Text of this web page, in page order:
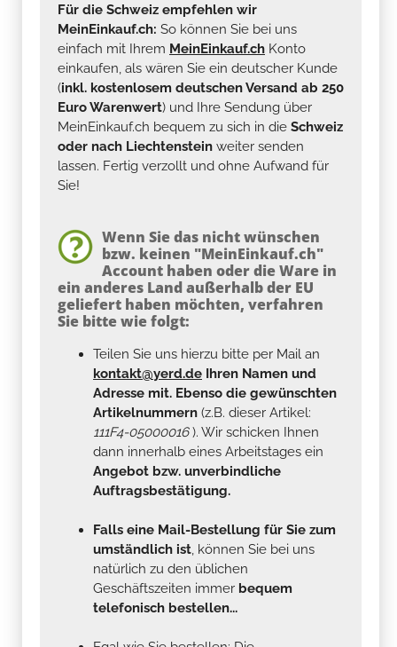
Für die Schweiz empfehlen wir
MeinEinkauf.ch: So können Sie bei uns
einfach mit Ihrem MeinEinkauf.ch Konto
einkaufen, als wären Sie ein deutscher Kunde
(inkl. kostenlosem deutschen Versand ab 250
Euro Warenwert) und Ihre Sendung über
MeinEinkauf.ch bequem zu sich in die Schweiz
oder nach Liechtenstein weiter senden
lassen. Fertig verzollt und ohne Aufwand für
Sie!
Wenn Sie das nicht wünschen
bzw. keinen "MeinEinkauf.ch"
Account haben oder die Ware in
ein anderes Land außerhalb der EU
geliefert haben möchten, verfahren
Sie bitte wie folgt:
Teilen Sie uns hierzu bitte per Mail an
kontakt@yerd.de Ihren Namen und
Adresse mit. Ebenso die gewünschten
Artikelnummern (z.B. dieser Artikel:
111F4-05000016). Wir schicken Ihnen
dann innerhalb eines Arbeitstages ein
Angebot bzw. unverbindliche
Auftragsbestätigung.
Falls eine Mail-Bestellung für Sie zum
umständlich ist, können Sie bei uns
natürlich zu den üblichen
Geschäftszeiten immer bequem
telefonisch bestellen...